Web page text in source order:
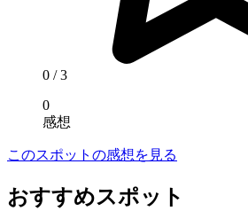
0 / 3
0
感想
このスポットの感想を見る
おすすめスポット